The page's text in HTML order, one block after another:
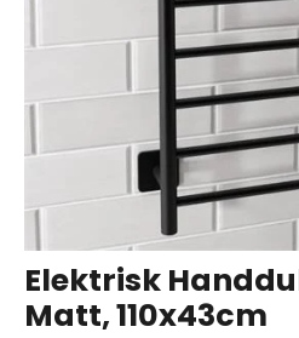
Elektrisk
Matt, 110x43cm